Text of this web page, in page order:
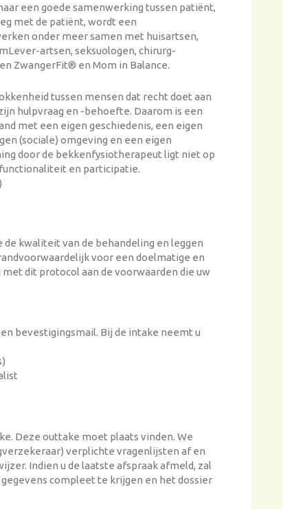
een goede samenwerking tussen patiënt,
met de patiënt, wordt een
onder meer samen met huisartsen,
artsen, seksuologen, chirurg-
ZwangerFit® en Mom in Balance.
tussen mensen dat recht doet aan
hulpvraag en -behoefte. Daarom is een
met een eigen geschiedenis, een eigen
(sociale) omgeving en een eigen
door de bekkenfysiotherapeut ligt niet op
en participatie.
kwaliteit van de behandeling en leggen
voor een doelmatige en
dit protocol aan de voorwaarden die uw
bevestigingsmail. Bij de intake neemt u
Deze outtake moet plaats vinden. We
verplichte vragenlijsten af en
Indien u de laatste afspraak afmeld, zal
compleet te krijgen en het dossier